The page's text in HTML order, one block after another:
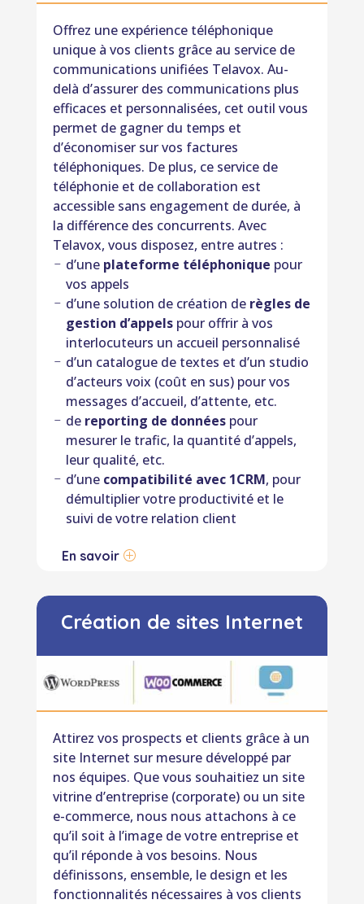
Offrez une expérience téléphonique
unique à vos clients grâce au service de
communications unifiées Telavox. Au-
delà d’assurer des communications plus
efficaces et personnalisées, cet outil vous
permet de gagner du temps et
d’économiser sur vos factures
téléphoniques. De plus, ce service de
téléphonie et de collaboration est
accessible sans engagement de durée, à
la différence des concurrents. Avec
Telavox, vous disposez, entre autres :
d’une plateforme téléphonique pour
vos appels
d’une solution de création derègles de
gestion d’appelspour offrir à vos
interlocuteurs un accueil personnalisé
d’un catalogue de textes et d’un studio
d’acteurs voix (coût en sus) pour vos
messages d’accueil, d’attente, etc.
de reporting de donnéespour
mesurer le trafic, la quantité d’appels,
leur qualité, etc.
d’une compatibilité avec 1CRM, pour
démultiplier votre productivité et le
suivi de votre relation client
En savoir
Création de sites Internet
Attirez vos prospects et clients grâce à un
site Internet sur mesure développé par
nos équipes. Que vous souhaitiez un site
vitrine d’entreprise (corporate) ou un site
e-commerce, nous nous attachons à ce
qu’il soit à l’image de votre entreprise et
qu’il réponde à vos besoins. Nous
définissons, ensemble, le design et les
fonctionnalités nécessaires à vos clients